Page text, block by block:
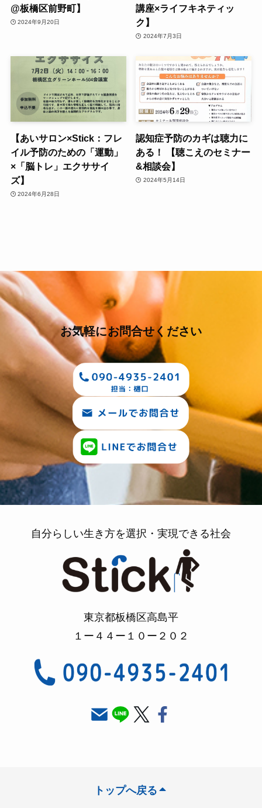
@板橋区前野町】
2024年9月20日
講座×ライフキネティッ
ク】
2024年7月3日
【あいサロン×Stick：フレ
イル予防のための「運動」
×「脳トレ」エクササイ
ズ】
2024年6月28日
認知症予防のカギは聴力に
ある！ 【聴こえのセミナー
&相談会】
2024年5月14日
お気軽にお問合せください
自分らしい生き方を選択・実現できる社会
東京都板橋区高島平
１ー４４ー１０ー２０２
トップへ戻る